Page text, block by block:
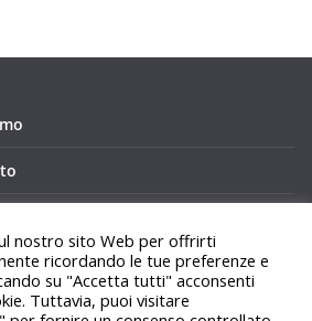
nostro sito Web per offrirti
ricordando le tue preferenze e
su "Accetta tutti" acconsenti
Tuttavia, puoi visitare